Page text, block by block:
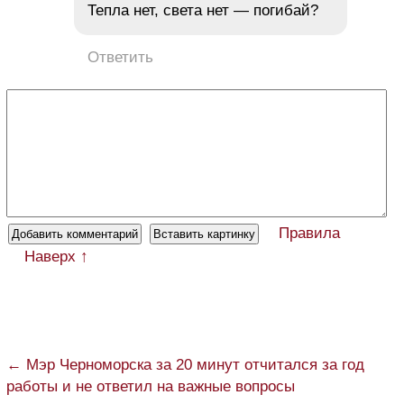
Тепла нет, света нет — погибай?
Ответить
Правила
Наверх ↑
← Мэр Черноморска за 20 минут отчитался за год
работы и не ответил на важные вопросы